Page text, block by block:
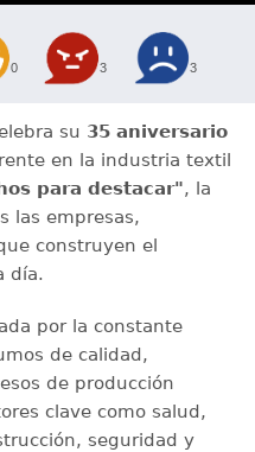
0 3 3
su 35 aniversario
en la industria textil
para destacar", la
las empresas,
construyen el
día.
por la constante
de calidad,
de producción
clave como salud,
seguridad y